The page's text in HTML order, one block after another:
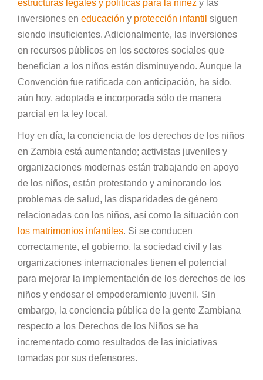
estructuras legales y políticas para la niñez y las
inversiones en educación y protección infantil siguen
siendo insuficientes. Adicionalmente, las inversiones
en recursos públicos en los sectores sociales que
benefician a los niños están disminuyendo. Aunque la
Convención fue ratificada con anticipación, ha sido,
aún hoy, adoptada e incorporada sólo de manera
parcial en la ley local.
Hoy en día, la conciencia de los derechos de los niños
en Zambia está aumentando; activistas juveniles y
organizaciones modernas están trabajando en apoyo
de los niños, están protestando y aminorando los
problemas de salud, las disparidades de género
relacionadas con los niños, así como la situación con
los matrimonios infantiles. Si se conducen
correctamente, el gobierno, la sociedad civil y las
organizaciones internacionales tienen el potencial
para mejorar la implementación de los derechos de los
niños y endosar el empoderamiento juvenil. Sin
embargo, la conciencia pública de la gente Zambiana
respecto a los Derechos de los Niños se ha
incrementado como resultados de las iniciativas
tomadas por sus defensores.